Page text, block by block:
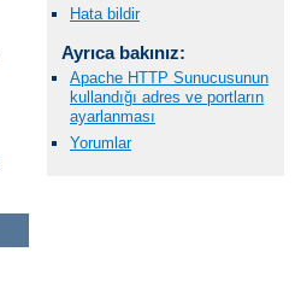
Hata bildir
Ayrıca bakınız:
Apache HTTP Sunucusunun
kullandığı adres ve portların
ayarlanması
Yorumlar